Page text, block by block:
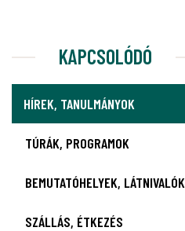
KAPCSOLÓDÓ
HÍREK, TANULMÁNYOK
TÚRÁK, PROGRAMOK
BEMUTATÓHELYEK, LÁTNIVALÓK
SZÁLLÁS, ÉTKEZÉS